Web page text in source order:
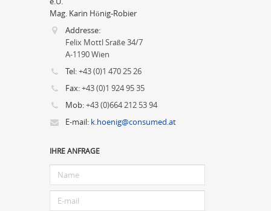
Mag. Karin Hönig-Robier
Addresse:
Felix Mottl Sraße 34/7
A-1190 Wien
Tel:+43 (0)1 470 25 26
Fax:+43 (0)1 924 95 35
Mob:+43 (0)664 212 53 94
E-mail: k.hoenig@consumed.at
IHRE ANFRAGE